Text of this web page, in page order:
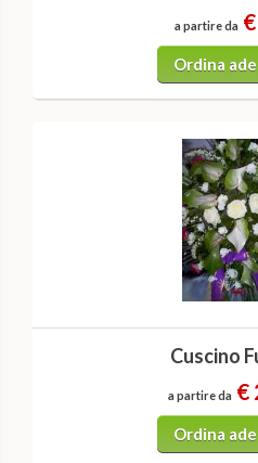
a partire da
Ordina
Cuscino
a partire da €
Ordina